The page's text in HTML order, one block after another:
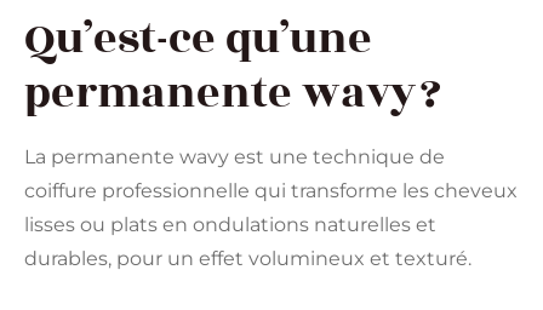
Qu’est-ce qu’une
permanente wavy ?
La permanente wavy est une technique de
coiffure professionnelle qui transforme les cheveux
lisses ou plats en ondulations naturelles et
durables, pour un effet volumineux et texturé.